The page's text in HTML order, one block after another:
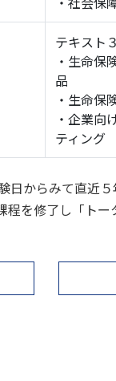
テキスト
・生命保
品
・生命保
・企業向
ティング
からみて直近
を修了し「ト